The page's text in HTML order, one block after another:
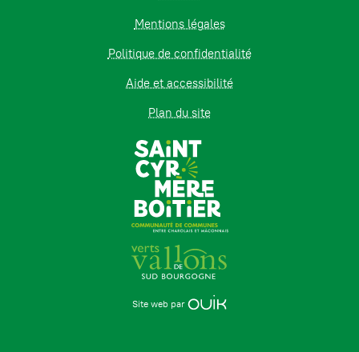
Mentions légales
Politique de confidentialité
Aide et accessibilité
Plan du site
Site web par